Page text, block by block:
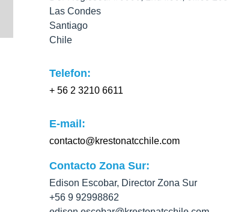
Las Condes
Santiago
Chile
Telefon:
+ 56 2 3210 6611
E-mail:
contacto@krestonatcchile.com
Contacto Zona Sur:
Edison Escobar, Director Zona Sur
+56 9 92998862